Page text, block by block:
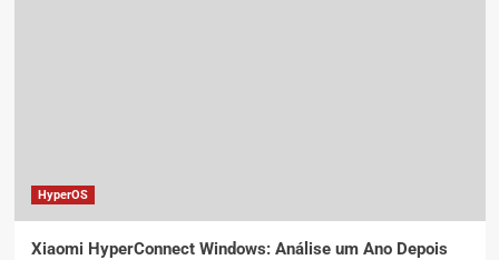
HyperOS
Xiaomi HyperConnect Windows: Análise um Ano Depois